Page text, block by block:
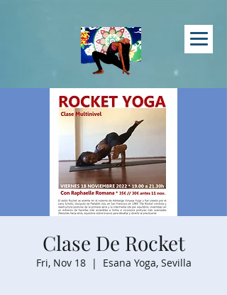
Clase De Rocket
Fri, Nov 18
  |
Esana Yoga, Sevilla